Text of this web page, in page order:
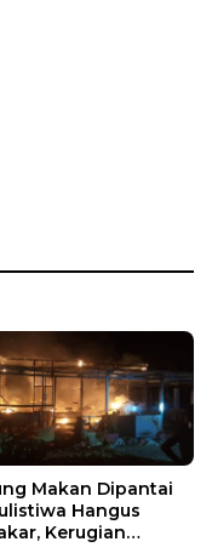
Makan Dipantai
Hangus
Kerugian